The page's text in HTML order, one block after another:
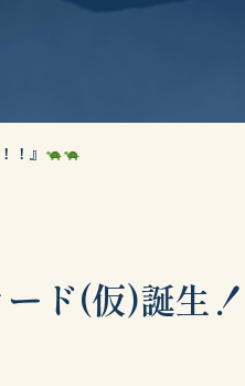
！』
ード(仮)誕生！